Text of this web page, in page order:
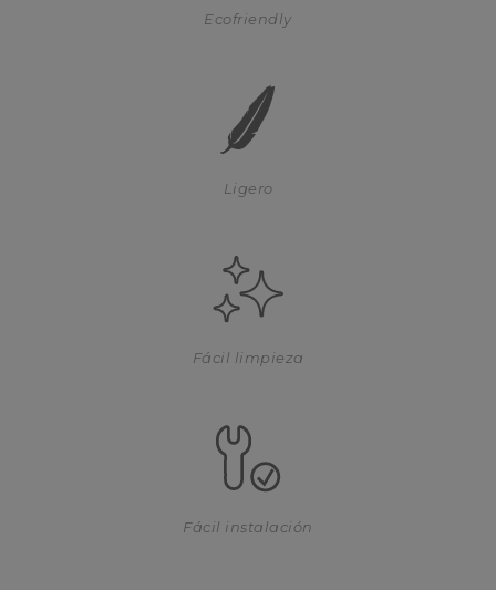
Ecofriendly
Ligero
Fácil limpieza
Fácil instalación